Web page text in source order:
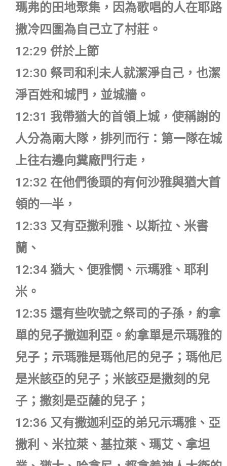
瑪弗的田地聚集，因為歌唱的人在耶路
撒冷四圍為自己立了村莊。
12:29 併於上節
12:30 祭司和利未人就潔淨自己，也潔
淨百姓和城門，並城牆。
12:31 我帶猶大的首領上城，使稱謝的
人分為兩大隊，排列而行：第一隊在城
上往右邊向糞廠門行走，
12:32 在他們後頭的有何沙雅與猶大首
領的一半，
12:33 又有亞撒利雅、以斯拉、米書
蘭、
12:34 猶大、便雅憫、示瑪雅、耶利
米。
12:35 還有些吹號之祭司的子孫，約拿
單的兒子撒迦利亞。約拿單是示瑪雅的
兒子；示瑪雅是瑪他尼的兒子；瑪他尼
是米該亞的兒子；米該亞是撒刻的兒
子；撒刻是亞薩的兒子；
12:36 又有撒迦利亞的弟兄示瑪雅、亞
撒利、米拉萊、基拉萊、瑪艾、拿坦